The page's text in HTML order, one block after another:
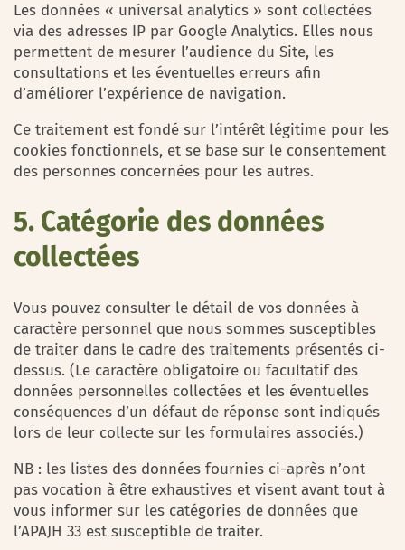
Les données « universal analytics » sont collectées
via des adresses IP par Google Analytics. Elles nous
permettent de mesurer l’audience du Site, les
consultations et les éventuelles erreurs afin
d’améliorer l’expérience de navigation.
Ce traitement est fondé sur l’intérêt légitime pour les
cookies fonctionnels, et se base sur le consentement
des personnes concernées pour les autres.
5. Catégorie des données
collectées
Vous pouvez consulter le détail de vos données à
caractère personnel que nous sommes susceptibles
de traiter dans le cadre des traitements présentés ci-
dessus. (Le caractère obligatoire ou facultatif des
données personnelles collectées et les éventuelles
conséquences d’un défaut de réponse sont indiqués
lors de leur collecte sur les formulaires associés.)
NB : les listes des données fournies ci-après n’ont
pas vocation à être exhaustives et visent avant tout à
vous informer sur les catégories de données que
l’APAJH 33 est susceptible de traiter.